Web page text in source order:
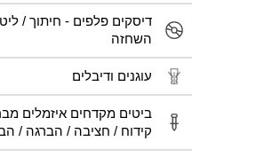
דיסקים פלפים - חיתוך /
השחזה
עוגנים ודיבלים
ביטים מקדחים איזמלים
קידוח / חציבה / הברגה /